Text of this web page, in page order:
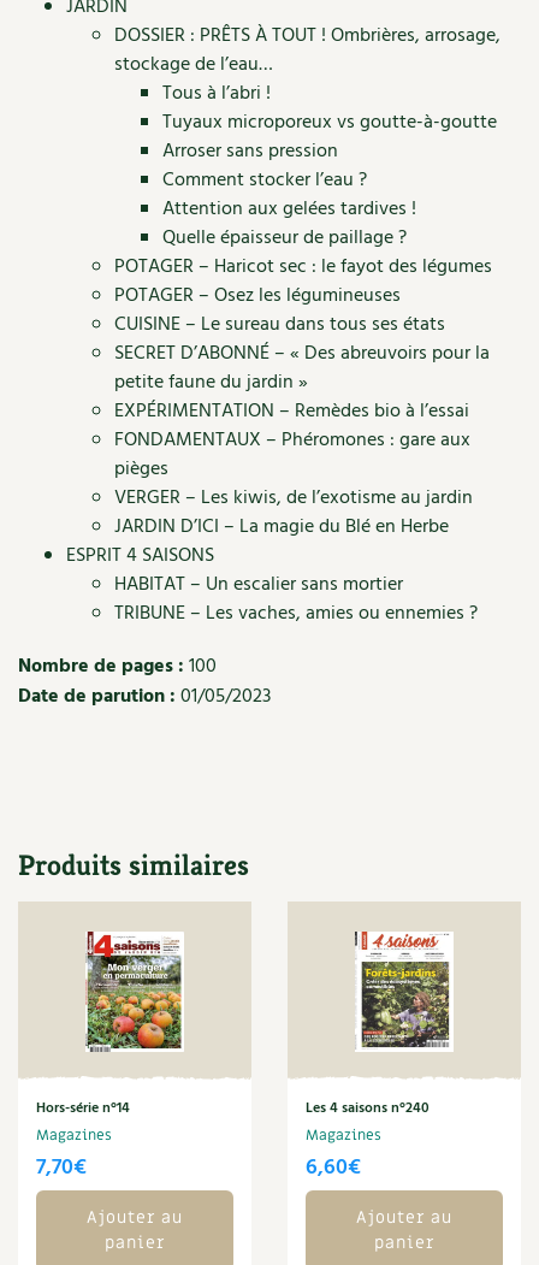
Cuisine saine
Cures, régimes
Dessert, Boulangerie
Techniques, conservation, organisation
Agenda, calendrier
NOUVEAUTÉS
Feuilleter le catalogue
Le magazine Les 4 saisons
Séjourner en Trièves
Nous contacter
Bricolages au jardin
Outils et ustensiles du jardin
Ravageurs et maladies au jardin
Cuisine saine
Alimentation et nutrition
Recettes de printemps
Recettes par type de plat
Recettes sans gluten
Recettes végétariennes et vegan
Conception et gros oeuvre
Gestion de l’eau
Décoration et petit bricolage
Santé et bien-être
Les plantes et leurs vertus
Soins et cosmétiques au naturel
Société et alternatives
Vivre l’écologie
Les chroniques de Marie
Habitat écologique
Cuisine saine
Soins naturels
Société et alternatives
Les 4 saisons& vous
Questions à la rédaction
Entre abonné·es
Trucs & astuces
Trocs & petites annonces
Liste des pépiniéristes
JARDIN
DOSSIER : PRÊTS À TOUT ! Ombrières, arrosage,
stockage de l’eau…
Tous à l’abri !
Tuyaux microporeux vs goutte-à-goutte
Arroser sans pression
Comment stocker l’eau ?
Attention aux gelées tardives !
Quelle épaisseur de paillage ?
POTAGER – Haricot sec : le fayot des légumes
POTAGER – Osez les légumineuses
CUISINE – Le sureau dans tous ses états
SECRET D’ABONNÉ – « Des abreuvoirs pour la
petite faune du jardin »
EXPÉRIMENTATION – Remèdes bio à l’essai
FONDAMENTAUX – Phéromones : gare aux
pièges
VERGER – Les kiwis, de l’exotisme au jardin
JARDIN D’ICI – La magie du Blé en Herbe
ESPRIT 4 SAISONS
HABITAT – Un escalier sans mortier
TRIBUNE – Les vaches, amies ou ennemies ?
Nombre de pages :100
Date de parution :01/05/2023
Produits similaires
Hors-série n°14
Magazines
7,70€
Ajouter au
panier
Les 4 saisons n°240
Magazines
6,60€
Ajouter au
panier